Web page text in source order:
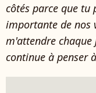
côtés parce que tu
importante de nos
m'attendre
continue à penser